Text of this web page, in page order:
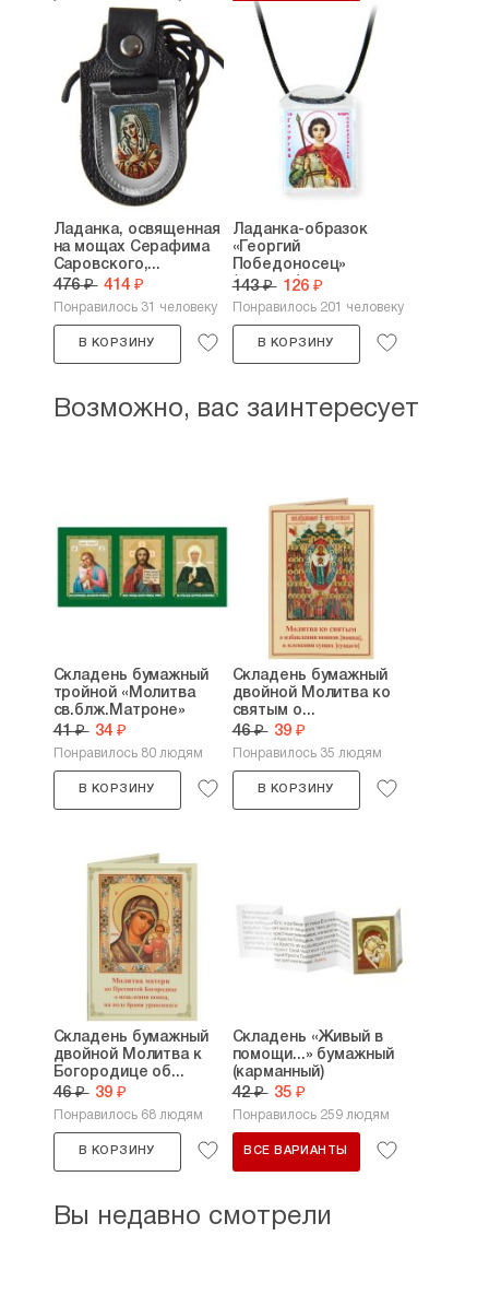
Ладанка, освященная
на мощах Серафима
Саровского,...
476 ₽ 414 ₽
Понравилось 31 человеку
В КОРЗИНУ
Ладанка-образок
«Георгий
Победоносец»
(пластик)
143 ₽ 126 ₽
Понравилось 201 человеку
В КОРЗИНУ
Возможно, вас заинтересует
Складень бумажный
тройной «Молитва
св.блж.Матроне»
41 ₽ 34 ₽
Понравилось 80 людям
В КОРЗИНУ
Складень бумажный
двойной Молитва ко
святым о...
46 ₽ 39 ₽
Понравилось 35 людям
В КОРЗИНУ
Складень бумажный
двойной Молитва к
Богородице об...
46 ₽ 39 ₽
Понравилось 68 людям
В КОРЗИНУ
Складень «Живый в
помощи...» бумажный
(карманный)
42 ₽ 35 ₽
Понравилось 259 людям
ВСЕ ВАРИАНТЫ
Вы недавно смотрели